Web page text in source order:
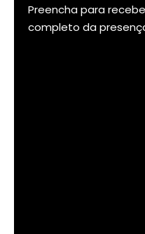
Preencha para
completo da